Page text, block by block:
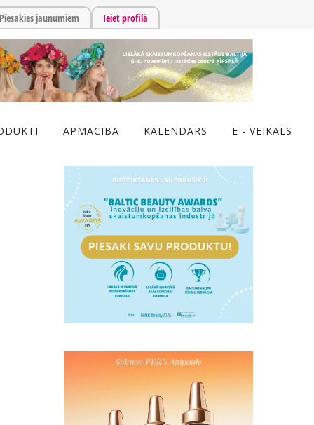
Piesakies jaunumiem Ieiet profilā
APMĀCĪBA KALENDĀRS E - VEIKALS